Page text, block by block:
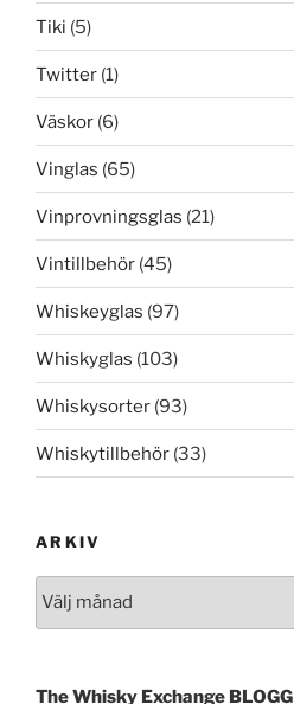
Tiki (5)
Twitter (1)
Väskor (6)
Vinglas (65)
Vinprovningsglas (21)
Vintillbehör (45)
Whiskeyglas (97)
Whiskyglas (103)
Whiskysorter (93)
Whiskytillbehör (33)
ARKIV
The Whisky Exchange BLOGG